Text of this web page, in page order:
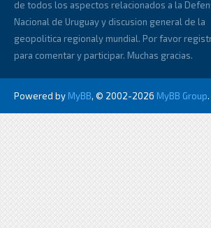
de todos los aspectos relacionados a la
Nacional de Uruguay y discusion general de la
geopolitica regionaly mundial. Por favor
para comentar y participar. Muchas gracias.
Powered by MyBB, © 2002-2026 MyBB Group.